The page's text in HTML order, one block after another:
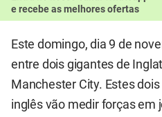
e recebe as melhores ofertas
Este domingo, dia 9 de
entre dois gigantes de
Manchester City. Estes
inglês vão medir forças em